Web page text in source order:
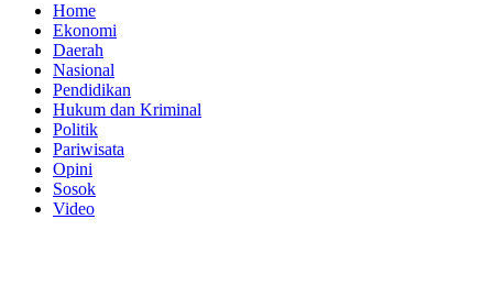
Home
Ekonomi
Daerah
Nasional
Pendidikan
Hukum dan Kriminal
Politik
Pariwisata
Opini
Sosok
Video